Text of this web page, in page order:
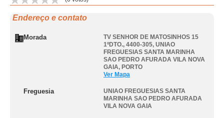
Endereço e contato
Morada
TV SENHOR DE MATOSINHOS 15
1ºDTO., 4400-305, UNIAO
FREGUESIAS SANTA MARINHA
SAO PEDRO AFURADA VILA NOVA
GAIA, PORTO
Ver Mapa
Freguesia
UNIAO FREGUESIAS SANTA
MARINHA SAO PEDRO AFURADA
VILA NOVA GAIA